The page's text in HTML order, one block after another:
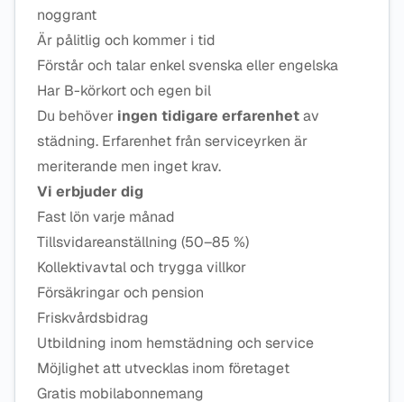
noggrant
Är pålitlig och kommer i tid
Förstår och talar enkel svenska eller engelska
Har B-körkort och egen bil
Du behöver ingen tidigare erfarenhetav
städning. Erfarenhet från serviceyrken är
meriterande men inget krav.
Vi erbjuder dig
Fast lön varje månad
Tillsvidareanställning (50–85 %)
Kollektivavtal och trygga villkor
Försäkringar och pension
Friskvårdsbidrag
Utbildning inom hemstädning och service
Möjlighet att utvecklas inom företaget
Gratis mobilabonnemang